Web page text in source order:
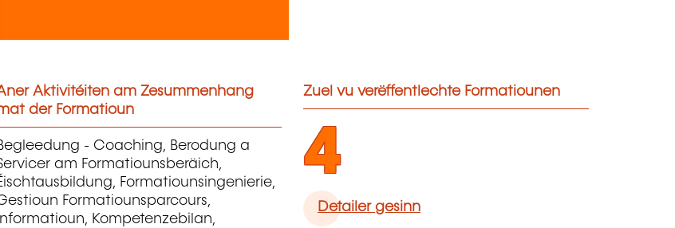
Aktivitéiten am Zesummenhang
der Formatioun
- Coaching, Berodung a
am Formatiounsberäich,
Formatiounsingenierie,
Formatiounsparcours,
Informatioun, Kompetenzebilan,
Zuel vu verëffentlechte Formatiounen
4
Detailer gesinn